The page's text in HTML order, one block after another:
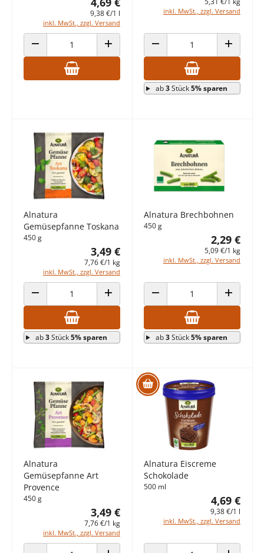
9,38 €/1 l
inkl. MwSt., zzgl. Versand
ANZAHL VERRINGERN ANZAHL ERHÖHEN
inkl. MwSt., zzgl. Versand
ANZAHL VERRINGERN ANZAHL
ab3Stück5% sparen
Alnatura
Gemüsepfanne Toskana
450 g
3,49 €
7,76 €/1 kg
inkl. MwSt., zzgl. Versand
ANZAHL VERRINGERN ANZAHL ERHÖHEN
ab3Stück5% sparen
Alnatura Brechbohnen
450 g
2,29 €
5,09 €/1 kg
inkl. MwSt., zzgl. Versand
ANZAHL VERRINGERN ANZAHL
ab3Stück5% sparen
Alnatura
Gemüsepfanne Art
Provence
450 g
3,49 €
7,76 €/1 kg
inkl. MwSt., zzgl. Versand
Alnatura Eiscreme
Schokolade
500 ml
4,69 €
9,38 €/1 l
inkl. MwSt., zzgl. Versand